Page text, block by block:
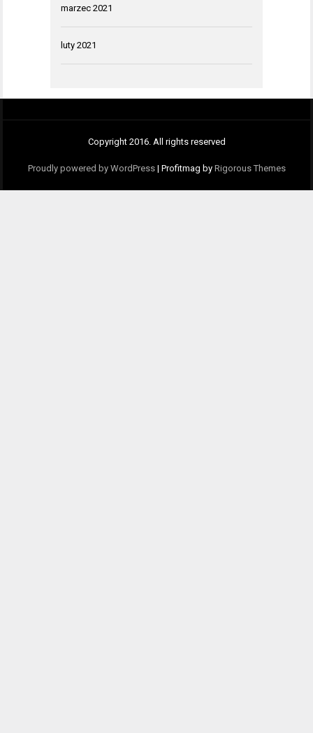
marzec 2021
luty 2021
Copyright 2016. All rights reserved
Proudly powered by WordPress | Profitmag by Rigorous Themes